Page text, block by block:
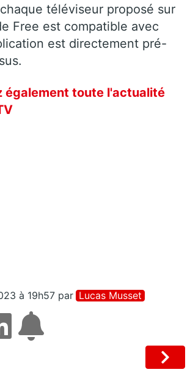
téléviseur proposé sur
Free est compatible avec
est directement pré-
également toute l'actualité
à 19h57 par Lucas Musset